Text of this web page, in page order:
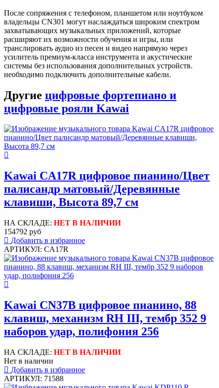
После сопряжения с телефоном, планшетом или ноутбуком
владельцы CN301 могут наслаждаться широким спектром
захватывающих музыкальных приложений, которые
расширяют их возможности обучения и игры, или
транслировать аудио из песен и видео напрямую через
усилитель премиум-класса инструмента и акустические
системы без использования дополнительных устройств.
необходимо подключить дополнительные кабели.
Другие цифровые фортепиано и
цифровые рояли Kawai
Kawai CA17R цифровое пианино/Цвет
палисандр матовый/Деревянные
клавиши, Высота 89,7 см
НА СКЛАДЕ: НЕТ В НАЛИЧИИ
154792 руб
Добавить в избранное
АРТИКУЛ: CA17R
Kawai CN37B цифровое пианино, 88
клавиш, механизм RH III, тембр 352 9
наборов удар, полифония 256
НА СКЛАДЕ: НЕТ В НАЛИЧИИ
Нет в наличии
Добавить в избранное
АРТИКУЛ: 71588